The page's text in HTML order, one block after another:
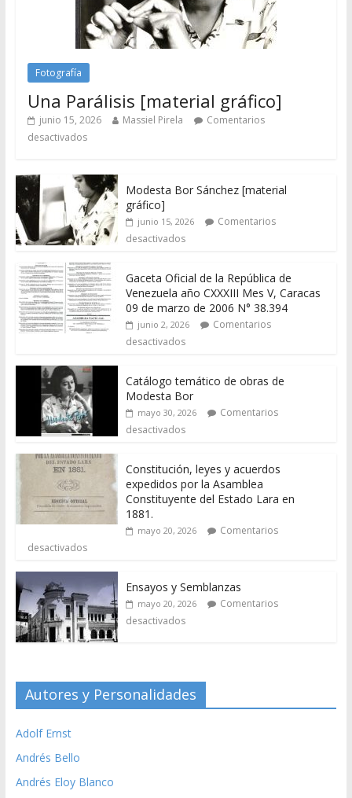
Fotografía
Una Parálisis [material gráfico]
junio 15, 2026 Massiel Pirela
Comentarios
desactivados
Modesta Bor Sánchez [material
gráfico]
junio 15, 2026
Comentarios
desactivados
Gaceta Oficial de la República de
Venezuela año CXXXIII Mes V, Caracas
09 de marzo de 2006 N° 38.394
junio 2, 2026
Comentarios
desactivados
Catálogo temático de obras de
Modesta Bor
mayo 30, 2026
Comentarios
desactivados
Constitución, leyes y acuerdos
expedidos por la Asamblea
Constituyente del Estado Lara en
1881.
mayo 20, 2026
Comentarios
desactivados
Ensayos y Semblanzas
mayo 20, 2026
Comentarios
desactivados
Autores y Personalidades
Adolf Ernst
Andrés Bello
Andrés Eloy Blanco